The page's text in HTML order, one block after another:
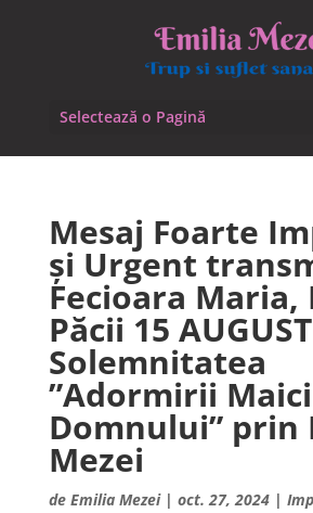
Selectează o Pagină
Mesaj Foarte
și Urgent
Fecioara Maria,
Păcii 15
Solemnitatea
”Adormirii
Domnului” prin
Mezei
de Emilia Mezei| oct. 27, 2024|